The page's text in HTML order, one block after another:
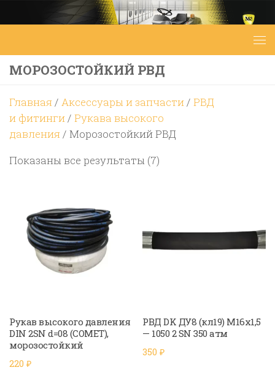
Перейти к содержимому
МОРОЗОСТОЙКИЙ РВД
Главная/ Аксессуары и запчасти/ РВД
и фитинги/ Рукава высокого
давления/ Морозостойкий РВД
Показаны все результаты (7)
Рукав высокого давления
DIN 2SN d=08 (COMET),
морозостойкий
220 ₽
РВД DK ДУ8 (кл19) М16х1,5
— 1050 2 SN 350 атм
350₽